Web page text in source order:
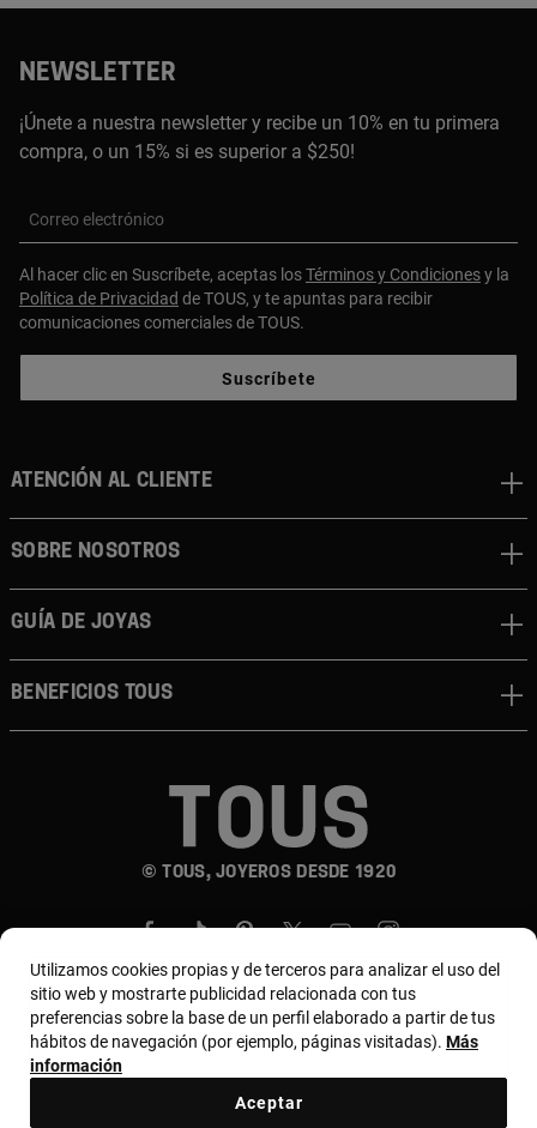
NEWSLETTER
¡Únete a nuestra newsletter y recibe un 10% en tu primera
compra, o un 15% si es superior a $250!
Correo electrónico
Al hacer clic en Suscríbete, aceptas losTérminos y Condicionesy la
Política de Privacidad de TOUS, y te apuntas para recibir
comunicaciones comerciales de TOUS.
Suscríbete
© TOUS, JOYEROS DESDE 1920
ATENCIÓN AL CLIENTE
SOBRE NOSOTROS
GUÍA DE JOYAS
BENEFICIOS TOUS
País y moneda:Puerto Rico / US Dollar
Utilizamos cookies propias y de terceros para analizar el uso del
sitio web y mostrarte publicidad relacionada con tus
preferencias sobre la base de un perfil elaborado a partir de tus
hábitos de navegación (por ejemplo, páginas visitadas). Más
información
Aceptar